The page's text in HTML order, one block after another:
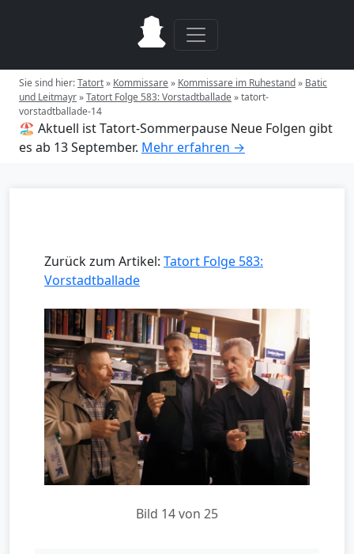
Sie sind hier:Tatort» Kommissare» Kommissare im Ruhestand» Batic
und Leitmayr»Tatort Folge 583: Vorstadtballade»tatort-
vorstadtballade-14
🏖️ Aktuell ist Tatort-Sommerpause Neue Folgen gibt
es ab 13 September. Mehr erfahren →
Zurück zum Artikel: Tatort Folge 583:
Vorstadtballade
Bild 14 von 25